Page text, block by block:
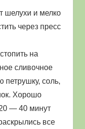
шелухи и мелко
через пресс
на
сливочное
петрушку, соль,
Хорошо
— 40 минут
все